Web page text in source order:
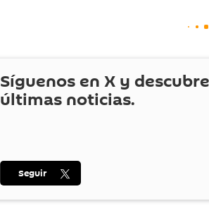
Síguenos en X y
últimas noticias.
Seguir